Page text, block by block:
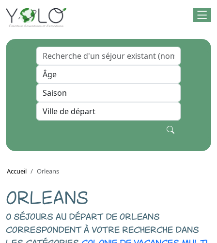
Accueil Orleans
ORLEANS
0 séjours au départ de orleans
correspondent à votre recherche dans